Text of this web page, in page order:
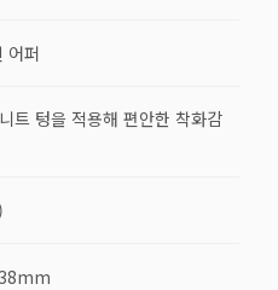
어퍼
트 텅을 적용해 편안한 착화감